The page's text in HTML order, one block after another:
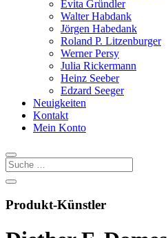
Evita Gründler
Walter Habdank
Jörgen Habedank
Roland P. Litzenburger
Werner Persy
Julia Rickermann
Heinz Seeber
Edzard Seeger
Neuigkeiten
Kontakt
Mein Konto
Produkt-Künstler